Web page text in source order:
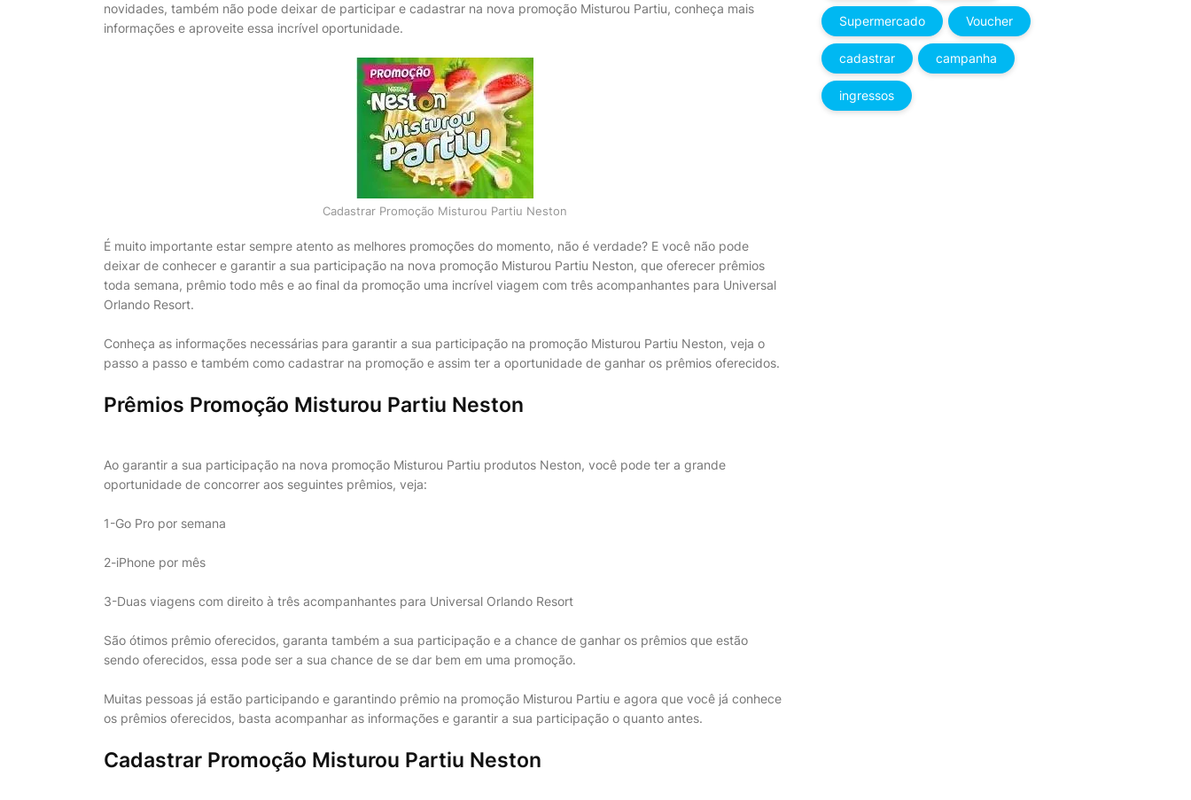
novidades, também não pode deixar de participar e cadastrar na nova promoção Misturou Partiu, conheça mais
informações e aproveite essa incrível oportunidade.
Cadastrar Promoção Misturou Partiu Neston
É muito importante estar sempre atento as melhores promoções do momento, não é verdade? E você não pode
deixar de conhecer e garantir a sua participação na nova promoção Misturou Partiu Neston, que oferecer prêmios
toda semana, prêmio todo mês e ao final da promoção uma incrível viagem com três acompanhantes para Universal
Orlando Resort.
Conheça as informações necessárias para garantir a sua participação na promoção Misturou Partiu Neston, veja o
passo a passo e também como cadastrar na promoção e assim ter a oportunidade de ganhar os prêmios oferecidos.
Prêmios Promoção Misturou Partiu Neston
Ao garantir a sua participação na nova promoção Misturou Partiu produtos Neston, você pode ter a grande
oportunidade de concorrer aos seguintes prêmios, veja:
1-Go Pro por semana
2-iPhone por mês
3-Duas viagens com direito à três acompanhantes para Universal Orlando Resort
São ótimos prêmio oferecidos, garanta também a sua participação e a chance de ganhar os prêmios que estão
sendo oferecidos, essa pode ser a sua chance de se dar bem em uma promoção.
Muitas pessoas já estão participando e garantindo prêmio na promoção Misturou Partiu e agora que você já conhece
os prêmios oferecidos, basta acompanhar as informações e garantir a sua participação o quanto antes.
Cadastrar Promoção Misturou Partiu Neston
Supermercado Voucher
cadastrar campanha
ingressos